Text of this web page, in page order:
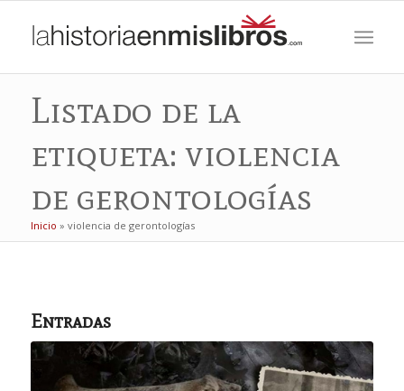
Listado de la
etiqueta: violencia
de gerontologías
Inicio » violencia de gerontologías
Entradas